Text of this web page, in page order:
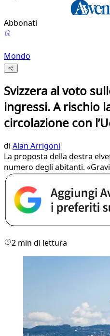
Abbonati
Mondo
Svizzera al voto
ingressi. A rischio
circolazione con
di Alan Arrigoni
La proposta della destra
numero degli abitanti.
2 min di lettura